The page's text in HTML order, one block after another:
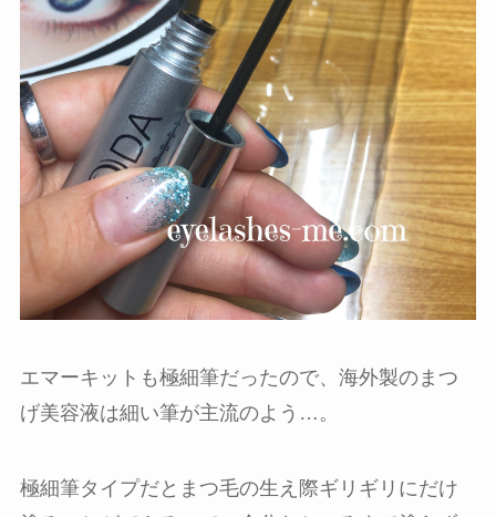
エマーキットも極細筆だったので、海外製のまつ
げ美容液は細い筆が主流のよう…。
極細筆タイプだとまつ毛の生え際ギリギリにだけ